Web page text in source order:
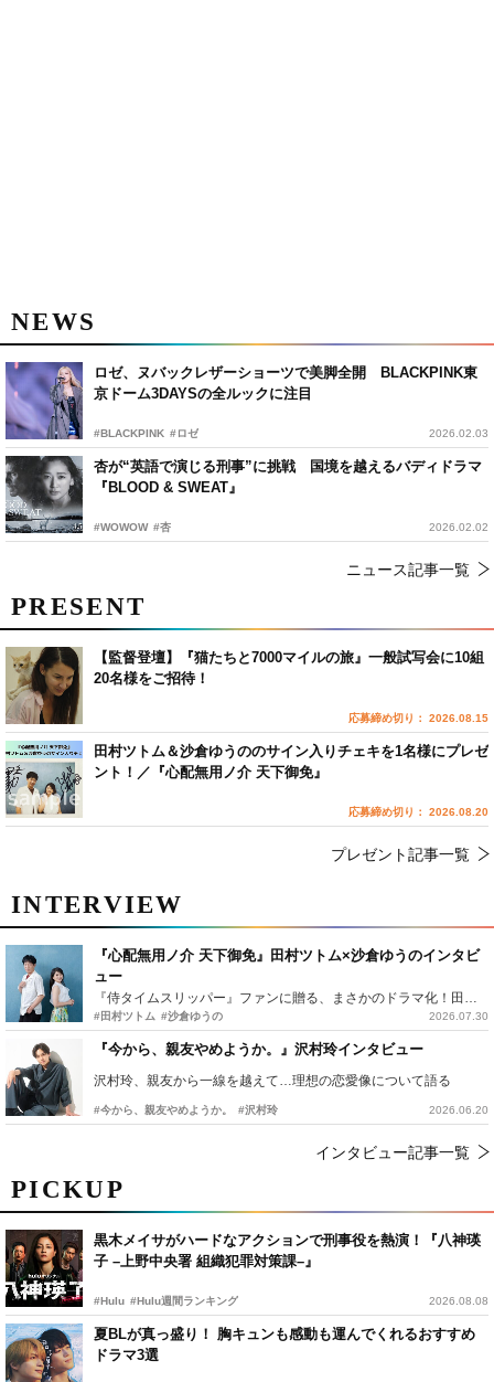
NEWS
ロゼ、ヌバックレザーショーツで美脚全開 BLACKPINK東
京ドーム3DAYSの全ルックに注目
#BLACKPINK #ロゼ 2026.02.03
杏が“英語で演じる刑事”に挑戦 国境を越えるバディドラマ
『BLOOD & SWEAT』
#WOWOW #杏 2026.02.02
ニュース記事一覧
PICKUP
黒木メイサがハードなアクションで刑事役を熱演！『八神瑛
子 –上野中央署 組織犯罪対策課–』
#Hulu #Hulu週間ランキング 2026.08.08
夏BLが真っ盛り！ 胸キュンも感動も運んでくれるおすすめ
ドラマ3選
INTERVIEW
『心配無用ノ介 天下御免』田村ツトム×沙倉ゆうのインタビ
ュー
#田村ツトム #沙倉ゆうの 2026.07.30
『今から、親友やめようか。』沢村玲インタビュー
沢村玲、親友から一線を越えて…理想の恋愛像について語る
#今から、親友やめようか。 #沢村玲 2026.06.20
インタビュー記事一覧
PRESENT
【監督登壇】『猫たちと7000マイルの旅』一般試写会に10組
20名様をご招待！
応募締め切り： 2026.08.15
田村ツトム＆沙倉ゆうののサイン入りチェキを1名様にプレゼ
ント！／『心配無用ノ介 天下御免』
応募締め切り： 2026.08.20
プレゼント記事一覧